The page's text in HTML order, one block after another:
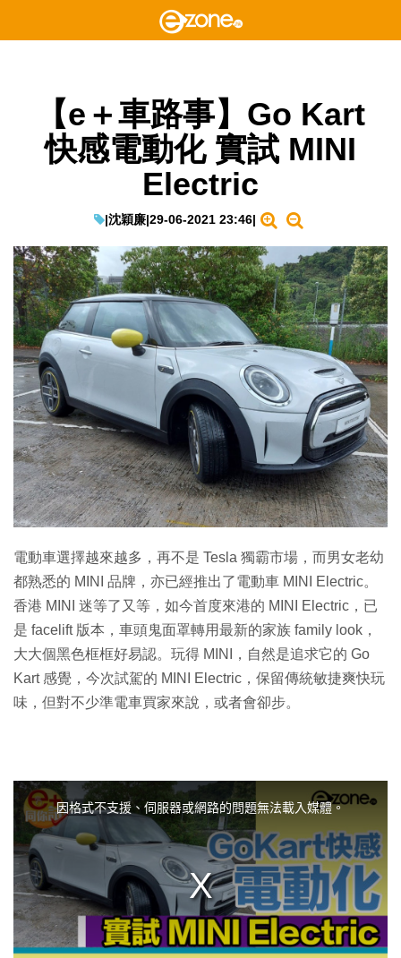
【e＋車路事】Go Kart
快感電動化 實試 MINI
Electric
|沈穎廉|29-06-2021 23:46|
電動車選擇越來越多，再不是 Tesla 獨霸市場，而男女老幼
都熟悉的 MINI 品牌，亦已經推出了電動車 MINI Electric。
香港 MINI 迷等了又等，如今首度來港的 MINI Electric，已
是 facelift 版本，車頭鬼面罩轉用最新的家族 family look，
大大個黑色框框好易認。玩得 MINI，自然是追求它的 Go
Kart 感覺，今次試駕的 MINI Electric，保留傳統敏捷爽快玩
味，但對不少準電車買家來說，或者會卻步。
T
m
o
d
a
w
n
d
.
因格式不支援、伺服器或網路的問題無法載入媒體。